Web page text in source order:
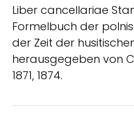
Liber cancellariae
Formelbuch der
der Zeit der
herausgegeben von
1871, 1874.